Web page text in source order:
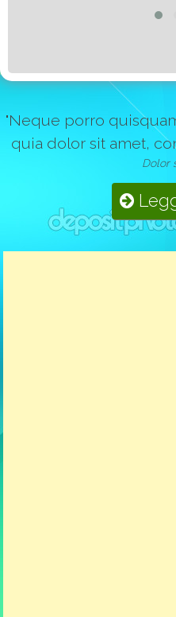
"Neque porro
quia dolor sit amet,
Dolor